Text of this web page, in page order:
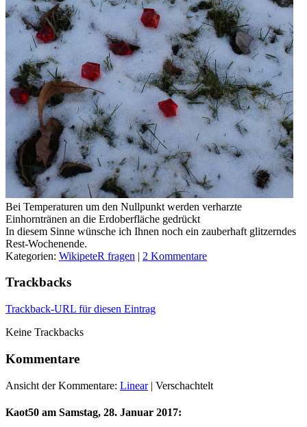
Bei Temperaturen um den Nullpunkt werden verharzte
Einhorntränen an die Erdoberfläche gedrückt
In diesem Sinne wünsche ich Ihnen noch ein zauberhaft glitzerndes
Rest-Wochenende.
Kategorien: WikipeteR fragen | 2 Kommentare
Trackbacks
Trackback-URL für diesen Eintrag
Keine Trackbacks
Kommentare
Ansicht der Kommentare: Linear| Verschachtelt
Kaot50 am Samstag, 28. Januar 2017: